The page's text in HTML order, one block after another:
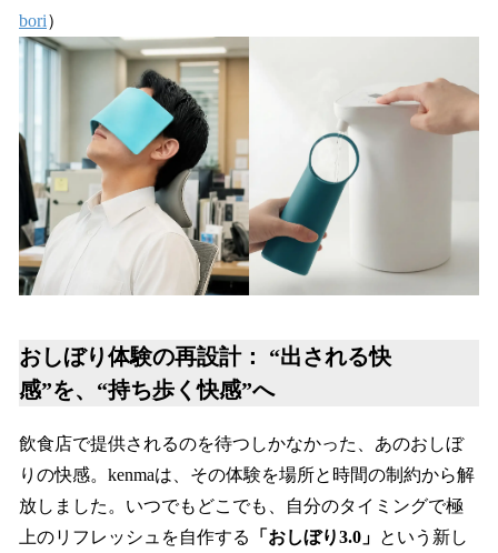
bori）
おしぼり体験の再設計： “出される快
感”を、“持ち歩く快感”へ
飲食店で提供されるのを待つしかなかった、あのおしぼ
りの快感。kenmaは、その体験を場所と時間の制約から解
放しました。いつでもどこでも、自分のタイミングで極
上のリフレッシュを自作する
「おしぼり3.0」 という新し